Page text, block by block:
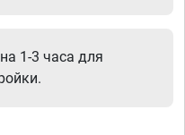
1-3 часа для